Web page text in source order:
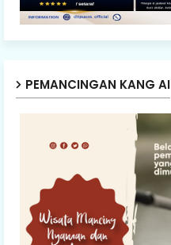
PEMANCINGAN KANG AI